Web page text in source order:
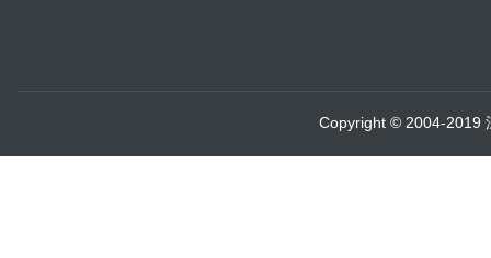
Copyright © 2004-2019